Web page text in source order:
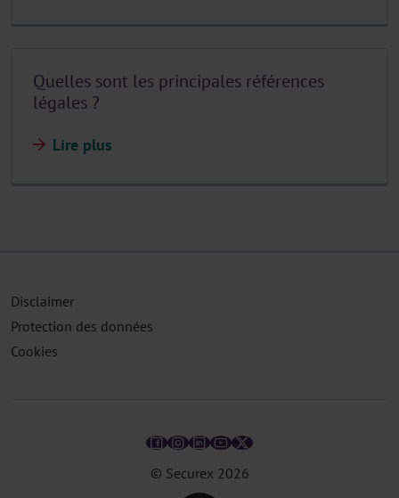
Quelles sont les principales références
légales ?
Lire plus
© Securex 2026
Disclaimer
Protection des données
Cookies